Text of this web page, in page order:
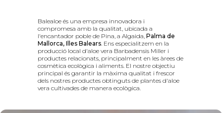
Balealoe és una empresa innovadora i
compromesa amb la qualitat, ubicada a
l'encantador poble de Pina, a Algaida,Palma de
Mallorca, Illes Balears. Ens especialitzem en la
producció local d'aloe vera Barbadensis Miller i
productes relacionats, principalment en les àrees de
cosmètica ecològica i aliments. El nostre objectiu
principal és garantir la màxima qualitat i frescor
dels nostres productes obtinguts de plantes d'aloe
vera cultivades de manera ecològica.